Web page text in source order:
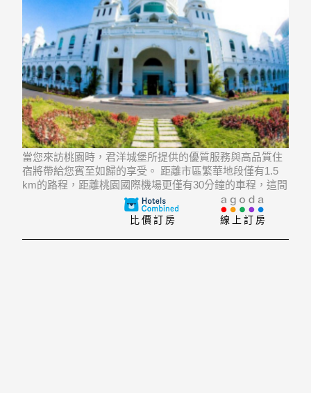
當您來訪桃園時，君洋城堡所提供的優質服務與高品質住
宿將帶給您賓至如歸的享受。 距離市區繁華地段僅有1.5
km的路程，距離桃園國際機場更僅有30分鐘的車程，這間
3.5星級飯店的位置非常優越，方便外遊。 飯店位置優越
讓遊人前往市區內的熱門景點變得方便快捷。例如：揚昇
高爾夫球場、味全埔心牧場、大溪老街、
線上訂房
比價訂房